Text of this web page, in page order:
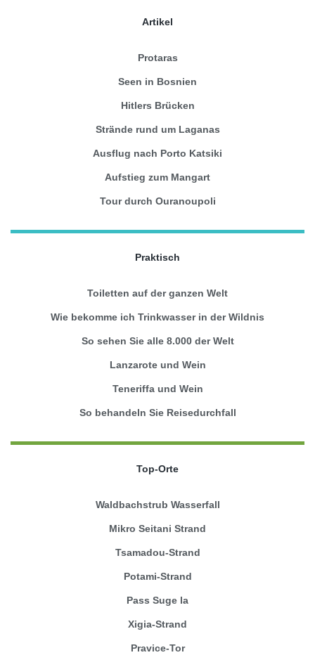
Artikel
Protaras
Seen in Bosnien
Hitlers Brücken
Strände rund um Laganas
Ausflug nach Porto Katsiki
Aufstieg zum Mangart
Tour durch Ouranoupoli
Praktisch
Toiletten auf der ganzen Welt
Wie bekomme ich Trinkwasser in der Wildnis
So sehen Sie alle 8.000 der Welt
Lanzarote und Wein
Teneriffa und Wein
So behandeln Sie Reisedurchfall
Top-Orte
Waldbachstrub Wasserfall
Mikro Seitani Strand
Tsamadou-Strand
Potami-Strand
Pass Suge la
Xigia-Strand
Pravice-Tor